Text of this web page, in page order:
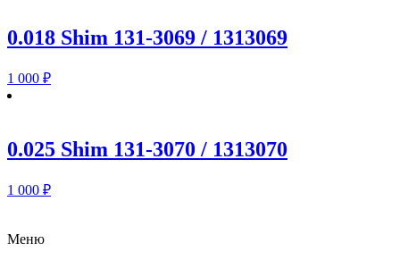
0.018 Shim 131-3069 / 1313069
1 000 ₽
0.025 Shim 131-3070 / 1313070
1 000 ₽
Меню